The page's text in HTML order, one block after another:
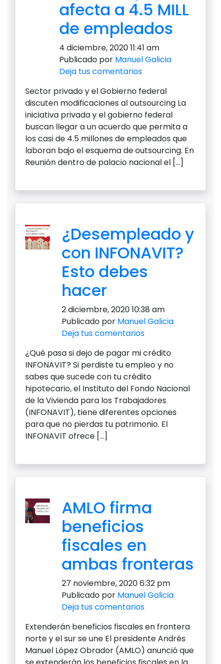
afecta a 4.5 MILL
de empleados
4 diciembre, 2020 11:41 am
Publicado por Manuel Galicia
Deja tus comentarios
Sector privado y el Gobierno federal
discuten modificaciones al outsourcing La
iniciativa privada y el gobierno federal
buscan llegar a un acuerdo que permita a
los casi de 4.5 millones de empleados que
laboran bajo el esquema de outsourcing. En
Reunión dentro de palacio nacional el […]
¿Desempleado y
con INFONAVIT?
Esto debes
hacer
2 diciembre, 2020 10:38 am
Publicado por Manuel Galicia
Deja tus comentarios
¿Qué pasa si dejo de pagar mi crédito
INFONAVIT? Si perdiste tu empleo y no
sabes que sucede con tu crédito
hipotecario, el Instituto del Fondo Nacional
de la Vivienda para los Trabajadores
(INFONAVIT), tiene diferentes opciones
para que no pierdas tu patrimonio. El
INFONAVIT ofrece […]
AMLO firma
beneficios
fiscales en
ambas fronteras
27 noviembre, 2020 6:32 pm
Publicado por Manuel Galicia
Deja tus comentarios
Extenderán beneficios fiscales en frontera
norte y el sur se une El presidente Andrés
Manuel López Obrador (AMLO) anunció que